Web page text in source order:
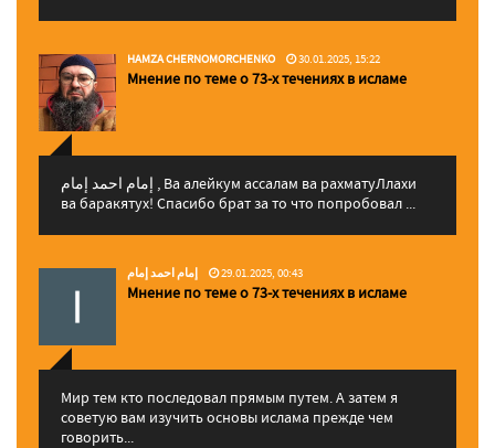
HAMZA CHERNOMORCHENKO 30.01.2025, 15:22
Мнение по теме о 73-х течениях в исламе
إمام احمد إمام , Ва алейкум ассалам ва рахматуЛлахи
ва баракятух! Спасибо брат за то что попробовал ...
إمام احمد إمام 29.01.2025, 00:43
Мнение по теме о 73-х течениях в исламе
Мир тем кто последовал прямым путем. А затем я
советую вам изучить основы ислама прежде чем
говорить...